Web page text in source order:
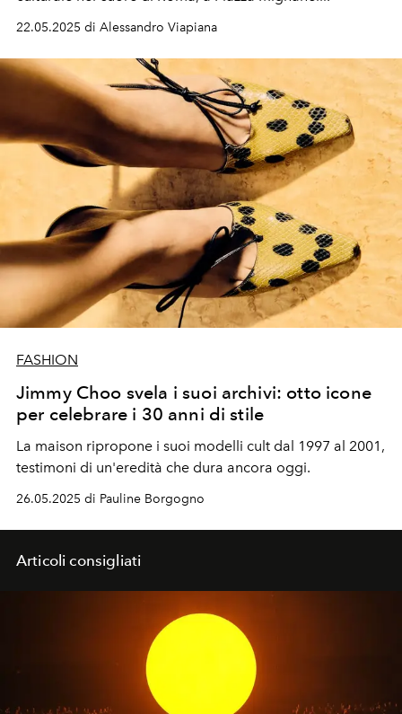
22.05.2025 di Alessandro Viapiana
FASHION
Jimmy Choo svela i suoi archivi: otto icone
per celebrare i 30 anni di stile
La maison ripropone i suoi modelli cult dal 1997 al 2001,
testimoni di un'eredità che dura ancora oggi.
26.05.2025 di Pauline Borgogno
Articoli consigliati